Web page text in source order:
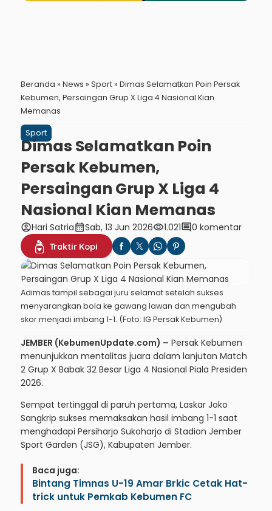
Beranda » News » Sport» Dimas Selamatkan Poin Persak
Kebumen, Persaingan Grup X Liga 4 Nasional Kian
Memanas
Sport
Dimas Selamatkan Poin
Persak Kebumen,
Persaingan Grup X Liga 4
Nasional Kian Memanas
account_circleHari Satriacalendar_monthSab, 13 Jun 2026visibility1.021comment0 komentar
Traktir Kopi
Adimas tampil sebagai juru selamat setelah sukses
menyarangkan bola ke gawang lawan dan mengubah
skor menjadi imbang 1-1. (Foto: IG Persak Kebumen)
JEMBER (KebumenUpdate.com) – Persak Kebumen
menunjukkan mentalitas juara dalam lanjutan Match
2 Grup X Babak 32 Besar Liga 4 Nasional Piala Presiden
2026.
Sempat tertinggal di paruh pertama, Laskar Joko
Sangkrip sukses memaksakan hasil imbang 1-1 saat
menghadapi Persiharjo Sukoharjo di Stadion Jember
Sport Garden (JSG), Kabupaten Jember.
Baca juga:
Bintang Timnas U-19 Amar Brkic Cetak Hat-
trick untuk Pemkab Kebumen FC